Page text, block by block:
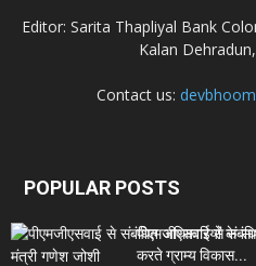
Editor: Sarita Thapliyal Bank
Kalan
Contact us:
POPULAR POSTS
पीएमजीएसवाई से
करते ग्राम्य विकास...